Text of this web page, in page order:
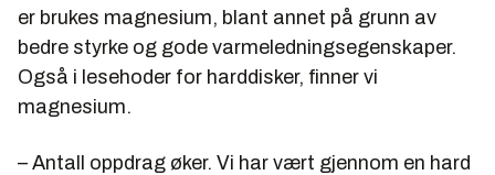
er brukes magnesium, blant annet på grunn av
bedre styrke og gode varmeledningsegenskaper.
Også i lesehoder for harddisker, finner vi
magnesium.
– Antall oppdrag øker. Vi har vært gjennom en hard